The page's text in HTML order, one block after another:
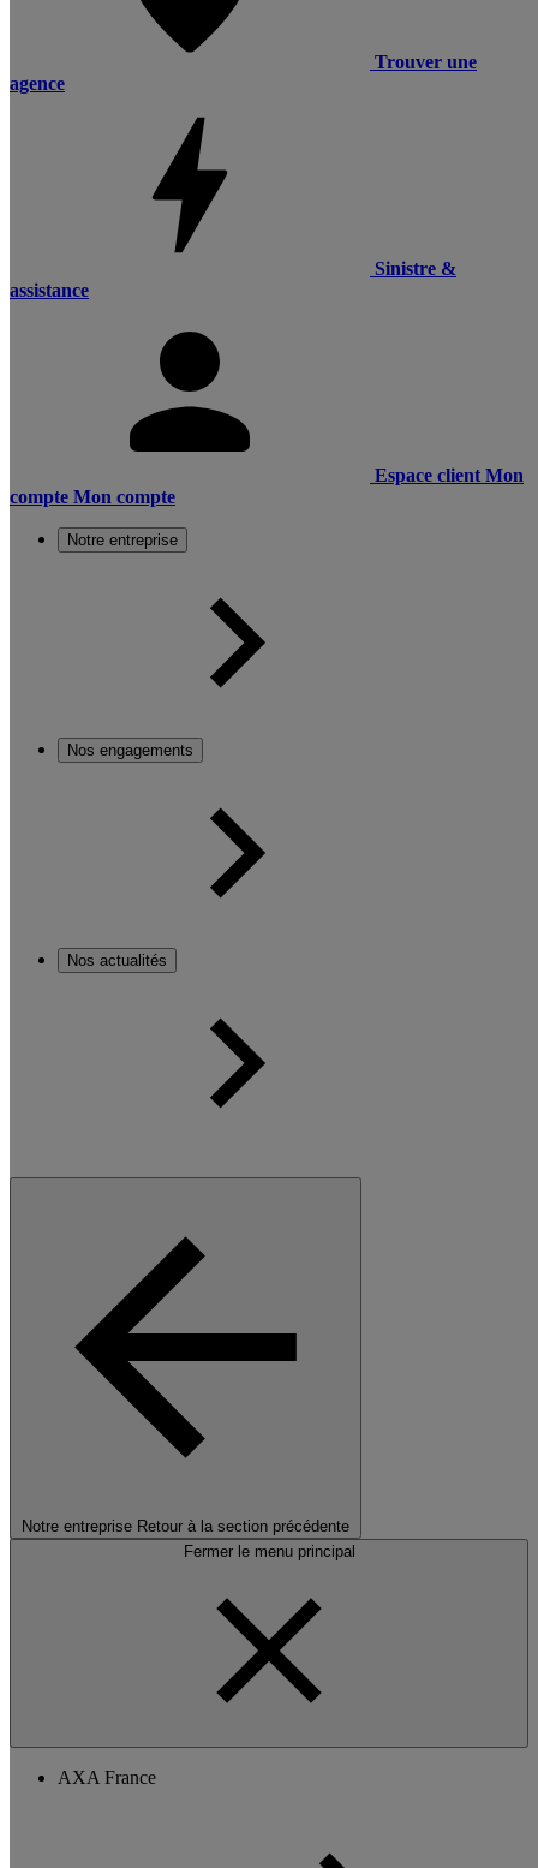
Trouver une
agence
Sinistre &
assistance
Espace client Mon
compte Mon compte
Notre entreprise
Nos engagements
Nos actualités
Notre entreprise Retour à la section précédente
Fermer le menu principal
AXA France